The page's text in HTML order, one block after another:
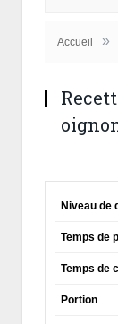
Accueil »
Niveau de
Temps de
Temps de
Portion